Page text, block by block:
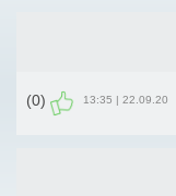
22.09.20 | 13:35
(0)